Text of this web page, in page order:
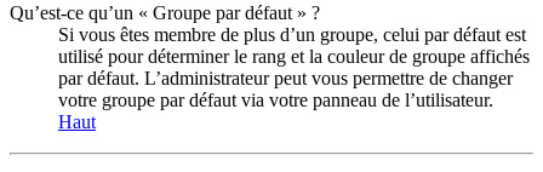
Qu’est-ce qu’un « Groupe par défaut » ?
Si vous êtes membre de plus d’un groupe, celui par défaut est
utilisé pour déterminer le rang et la couleur de groupe affichés
par défaut. L’administrateur peut vous permettre de changer
votre groupe par défaut via votre panneau de l’utilisateur.
Haut